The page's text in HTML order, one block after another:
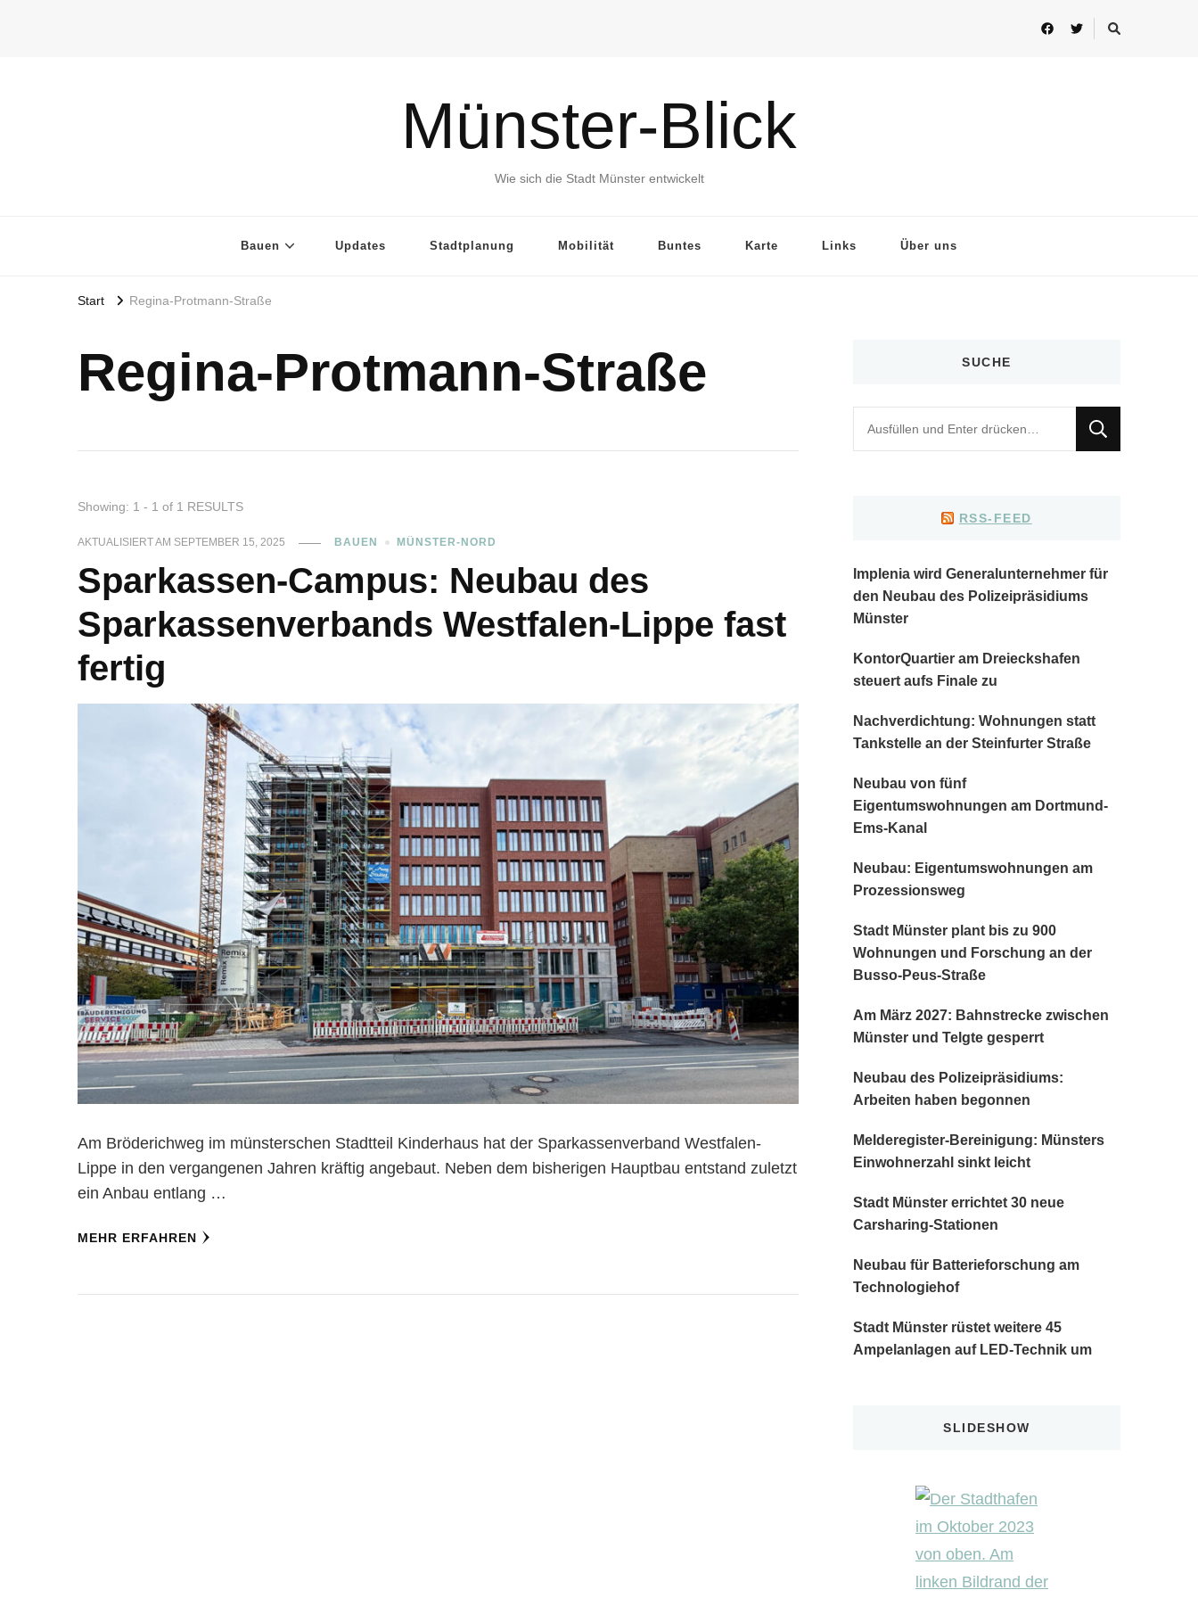
Münster-Blick
Wie sich die Stadt Münster entwickelt
Bauen Updates Stadtplanung Mobilität Buntes Karte Links Über uns
Start Regina-Protmann-Straße
Regina-Protmann-Straße
Showing: 1 - 1 of 1 RESULTS
AKTUALISIERT AM SEPTEMBER 15, 2025 BAUEN MÜNSTER-NORD
Sparkassen-Campus: Neubau des
Sparkassenverbands Westfalen-Lippe fast
fertig
Am Bröderichweg im münsterschen Stadtteil Kinderhaus hat der Sparkassenverband Westfalen-
Lippe in den vergangenen Jahren kräftig angebaut. Neben dem bisherigen Hauptbau entstand zuletzt
ein Anbau entlang …
MEHR ERFAHREN
SUCHE
du
RSS-FEED
Implenia wird Generalunternehmer für
den Neubau des Polizeipräsidiums
Münster
KontorQuartier am Dreieckshafen
steuert aufs Finale zu
Nachverdichtung: Wohnungen statt
Tankstelle an der Steinfurter Straße
Neubau von fünf
Eigentumswohnungen am Dortmund-
Ems-Kanal
Neubau: Eigentumswohnungen am
Prozessionsweg
Stadt Münster plant bis zu 900
Wohnungen und Forschung an der
Busso-Peus-Straße
Am März 2027: Bahnstrecke zwischen
Münster und Telgte gesperrt
Neubau des Polizeipräsidiums:
Arbeiten haben begonnen
Melderegister-Bereinigung: Münsters
Einwohnerzahl sinkt leicht
Stadt Münster errichtet 30 neue
Carsharing-Stationen
Neubau für Batterieforschung am
Technologiehof
Stadt Münster rüstet weitere 45
Ampelanlagen auf LED-Technik um
SLIDESHOW